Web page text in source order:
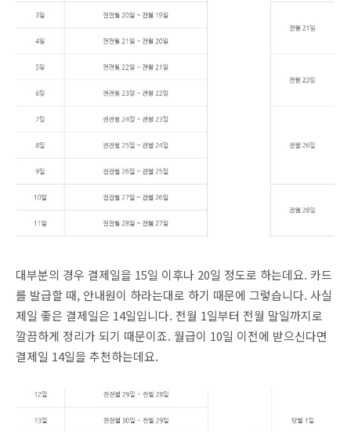
대부분의 경우 결제일을 15일 이후나 20일 정도로 하는데요. 카드
를 발급할 때, 안내원이 하라는대로 하기 때문에 그렇습니다. 사실
제일 좋은 결제일은 14일입니다. 전월 1일부터 전월 말일까지로
깔끔하게 정리가 되기 때문이죠. 월급이 10일 이전에 받으신다면
결제일 14일을 추천하는데요.